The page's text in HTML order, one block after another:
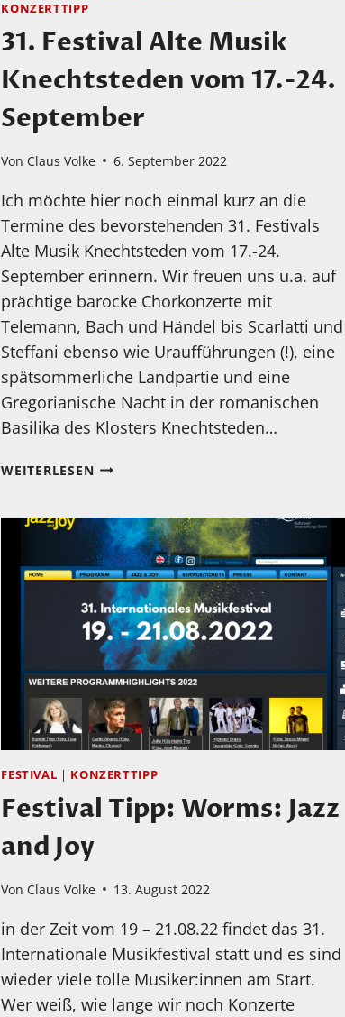
KONZERTTIPP
31. Festival Alte Musik
Knechtsteden vom 17.-24.
September
Von Claus Volke 6. September 2022
Ich möchte hier noch einmal kurz an die
Termine des bevorstehenden 31. Festivals
Alte Musik Knechtsteden vom 17.-24.
September erinnern. Wir freuen uns u.a. auf
prächtige barocke Chorkonzerte mit
Telemann, Bach und Händel bis Scarlatti und
Steffani ebenso wie Uraufführungen (!), eine
spätsommerliche Landpartie und eine
Gregorianische Nacht in der romanischen
Basilika des Klosters Knechtsteden…
WEITERLESEN31.
MUSIK
KNECHTSTEDEN
VOM
17.-24.
SEPTEMBER
FESTIVAL | KONZERTTIPP
Festival Tipp: Worms: Jazz
and Joy
Von Claus Volke 13. August 2022
in der Zeit vom 19 – 21.08.22 findet das 31.
Internationale Musikfestival statt und es sind
wieder viele tolle Musiker:innen am Start.
Wer weiß, wie lange wir noch Konzerte